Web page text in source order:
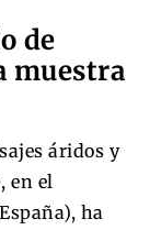
de
muestra
áridos y
, en el
ha